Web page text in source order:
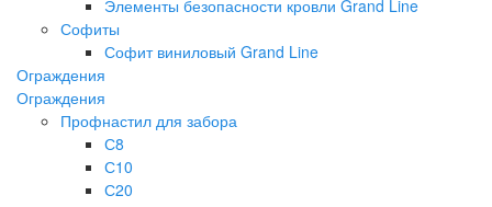
Элементы безопасности кровли Grand Line
Софиты
Софит виниловый Grand Line
Ограждения
Ограждения
Профнастил для забора
С8
С10
С20